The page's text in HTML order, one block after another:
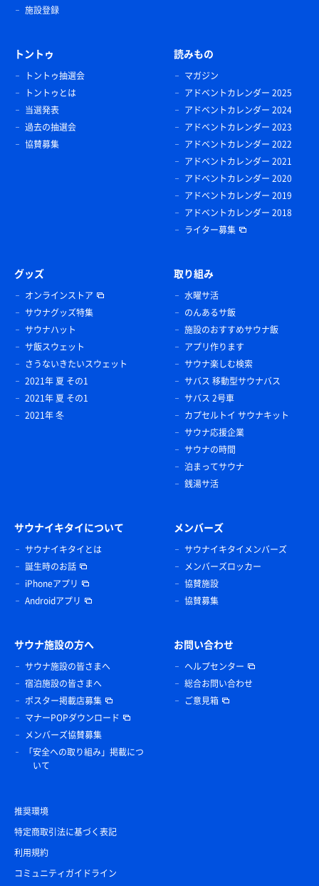
施設登録
トントゥ
トントゥ抽選会
トントゥとは
当選発表
過去の抽選会
協賛募集
読みもの
マガジン
アドベントカレンダー 2025
アドベントカレンダー 2024
アドベントカレンダー 2023
アドベントカレンダー 2022
アドベントカレンダー 2021
アドベントカレンダー 2020
アドベントカレンダー 2019
アドベントカレンダー 2018
ライター募集
グッズ
オンラインストア
サウナグッズ特集
サウナハット
サ飯スウェット
さうないきたいスウェット
2021年 夏 その1
2021年 夏 その1
2021年 冬
取り組み
水曜サ活
のんあるサ飯
施設のおすすめサウナ飯
アプリ作ります
サウナ楽しむ検索
サバス 移動型サウナバス
サバス 2号車
カプセルトイ サウナキット
サウナ応援企業
サウナの時間
泊まってサウナ
銭湯サ活
サウナイキタイについて
サウナイキタイとは
誕生時のお話
iPhoneアプリ
Androidアプリ
メンバーズ
サウナイキタイメンバーズ
メンバーズロッカー
協賛施設
協賛募集
サウナ施設の方へ
サウナ施設の皆さまへ
宿泊施設の皆さまへ
ポスター掲載店募集
マナーPOPダウンロード
メンバーズ協賛募集
「安全への取り組み」掲載につ
いて
お問い合わせ
ヘルプセンター
総合お問い合わせ
ご意見箱
推奨環境
特定商取引法に基づく表記
利用規約
コミュニティガイドライン